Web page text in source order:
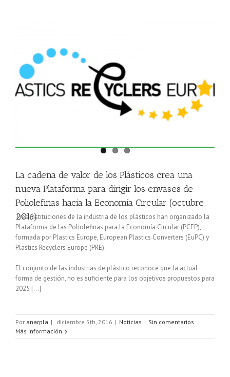
La cadena de valor de los Plásticos crea una
nueva Plataforma para dirigir los envases de
Poliolefinas hacia la Economía Circular (octubre
2016)
Tres instituciones de la industria de los plásticos han organizado la
Plataforma de las Poliolefinas para la Economía Circular (PCEP),
formada por Plastics Europe, European Plastics Converters (EuPC) y
Plastics Recyclers Europe (PRE).
El conjunto de las industrias de plástico reconoce que la actual
forma de gestión, no es suficiente para los objetivos propuestos para
2025 […]
Por anarpla | diciembre 5th, 2016 | Noticias | Sin comentarios
Más información